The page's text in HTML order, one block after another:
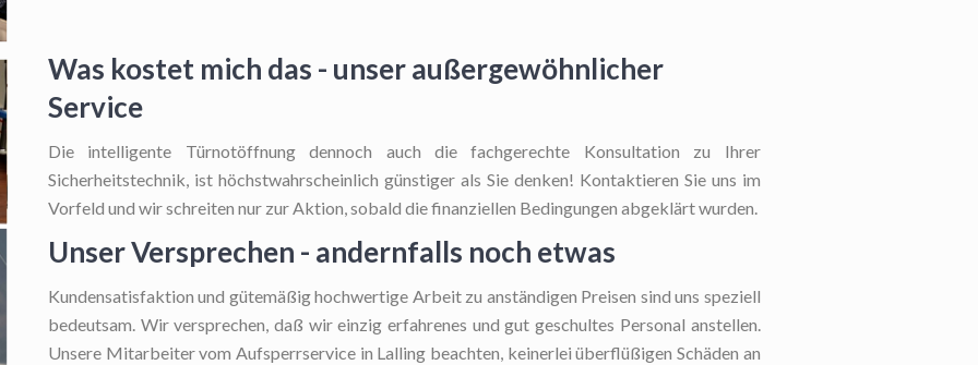
Was kostet mich das - unser außergewöhnlicher
Service
Die intelligente Türnotöffnungdennoch auch die fachgerechte Konsultation zu Ihrer
Sicherheitstechnik, ist höchstwahrscheinlich günstiger als Sie denken! Kontaktieren Sie uns im
Vorfeld und wir schreiten nur zur Aktion, sobald die finanziellen Bedingungen abgeklärt wurden.
Unser Versprechen - andernfalls noch etwas
Kundensatisfaktion und gütemäßig hochwertige Arbeit zu anständigen Preisen sind uns speziell
bedeutsam. Wir versprechen, daß wir einzig erfahrenes und gut geschultes Personal anstellen.
Unsere Mitarbeiter vom Aufsperrservice in Lalling beachten, keinerlei überflüßigen Schäden an